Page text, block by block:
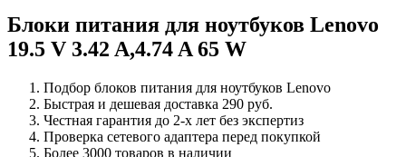
Блоки питания для ноутбуков Lenovo
19.5 V 3.42 A,4.74 A 65 W
Подбор блоков питания для ноутбуков Lenovo
Быстрая и дешевая доставка 290 руб.
Честная гарантия до 2-х лет без экспертиз
Проверка сетевого адаптера перед покупкой
Более 3000 товаров в наличии